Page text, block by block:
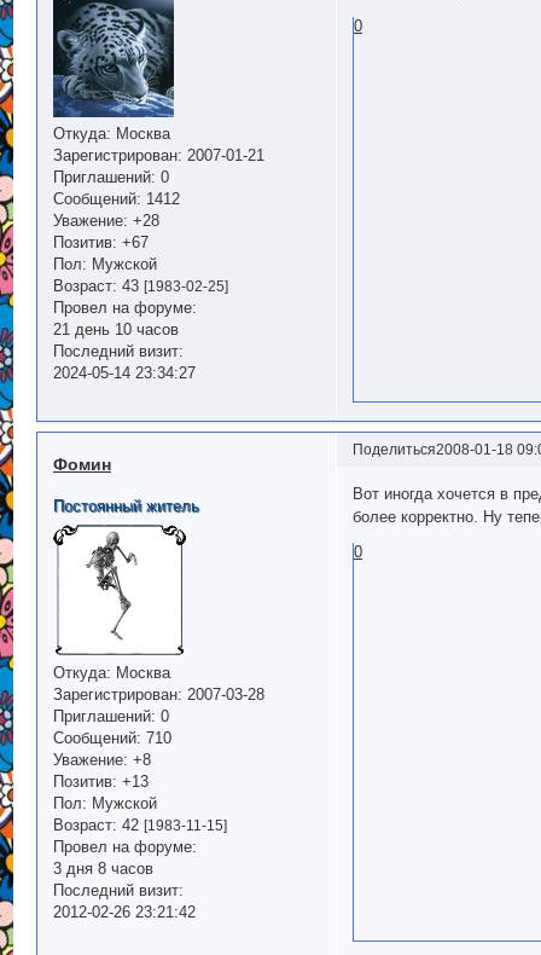
Откуда: Москва
Зарегистрирован: 2007-01-21
Приглашений: 0
Сообщений: 1412
Уважение: +28
Позитив: +67
Пол: Мужской
Возраст: 43 [1983-02-25]
Провел на форуме:
21 день 10 часов
Последний визит:
2024-05-14 23:34:27
0
Поделиться2008-01-18
Фомин
Постоянный житель
Откуда: Москва
Зарегистрирован: 2007-03-28
Приглашений: 0
Сообщений: 710
Уважение: +8
Позитив: +13
Пол: Мужской
Возраст: 42 [1983-11-15]
Провел на форуме:
3 дня 8 часов
Последний визит:
2012-02-26 23:21:42
Вот иногда хочется в
более корректно. Ну
0